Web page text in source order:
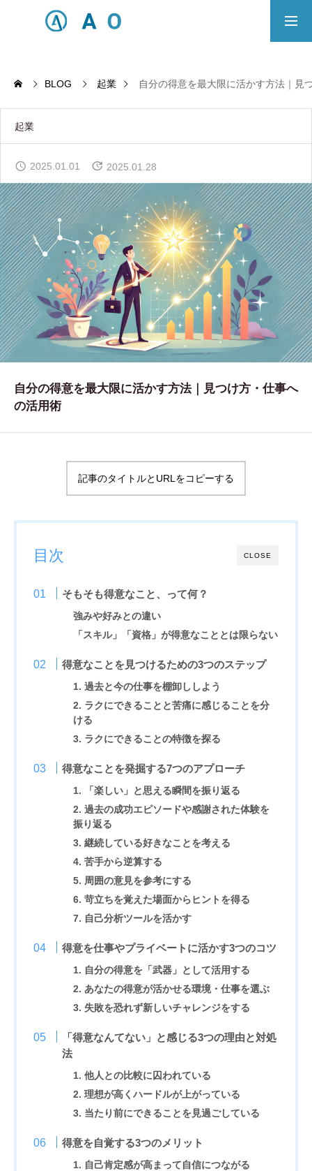
ECサイト制作対応エリア
Principle
あっ！と おどろく、みらいをつくる。
SERVICE
事業概要
COMPANY
会社概要
WORKS
CONTACT
お問い合わせ
AOのブログ
BLOG 起業 自分の得意を最大限に活かす方法｜見
起業
2025.01.01 2025.01.28
自分の得意を最大限に活かす方法｜見つけ方・仕事へ
の活用術
記事のタイトルとURLをコピーする
CLOSE
目次
そもそも得意なこと、って何？
強みや好みとの違い
「スキル」「資格」が得意なこととは限らない
得意なことを見つけるための3つのステップ
1. 過去と今の仕事を棚卸ししよう
2. ラクにできることと苦痛に感じることを分
ける
3. ラクにできることの特徴を探る
得意なことを発掘する7つのアプローチ
1. 「楽しい」と思える瞬間を振り返る
2. 過去の成功エピソードや感謝された体験を
振り返る
3. 継続している好きなことを考える
4. 苦手から逆算する
5. 周囲の意見を参考にする
6. 苛立ちを覚えた場面からヒントを得る
7. 自己分析ツールを活かす
得意を仕事やプライベートに活かす3つのコツ
1. 自分の得意を「武器」として活用する
2. あなたの得意が活かせる環境・仕事を選ぶ
3. 失敗を恐れず新しいチャレンジをする
「得意なんてない」と感じる3つの理由と対処
法
1. 他人との比較に囚われている
2. 理想が高くハードルが上がっている
3. 当たり前にできることを見過ごしている
得意を自覚する3つのメリット
1. 自己肯定感が高まって自信につながる